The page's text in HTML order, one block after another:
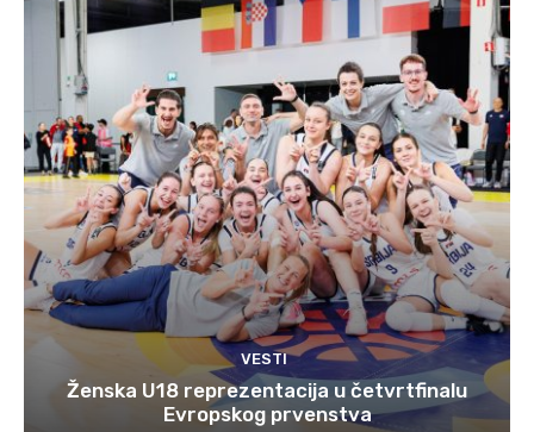
VESTI
Ženska U18 reprezentacija u četvrtfinalu
Evropskog prvenstva